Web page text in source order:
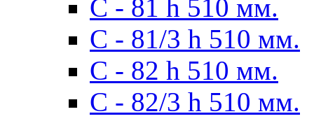
С - 81 h 510 мм.
С - 81/3 h 510 мм.
С - 82 h 510 мм.
С - 82/3 h 510 мм.